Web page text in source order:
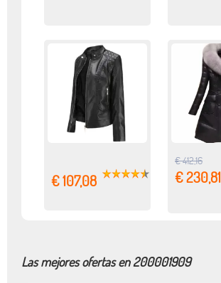
€ 107,08
€ 412,16
€ 230,81
Las mejores ofertas en 200001909